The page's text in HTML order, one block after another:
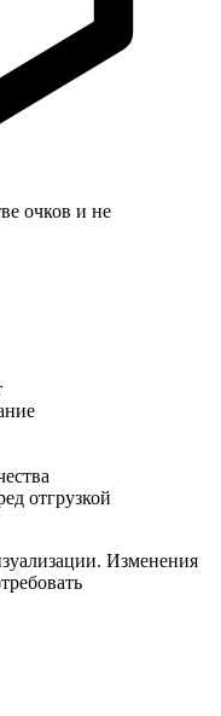
очков и не
отгрузкой
Изменения